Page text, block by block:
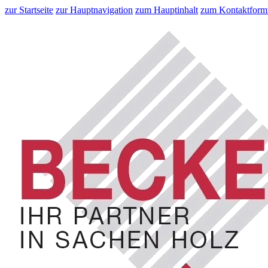
zur Startseite zur Hauptnavigation zum Hauptinhalt zum